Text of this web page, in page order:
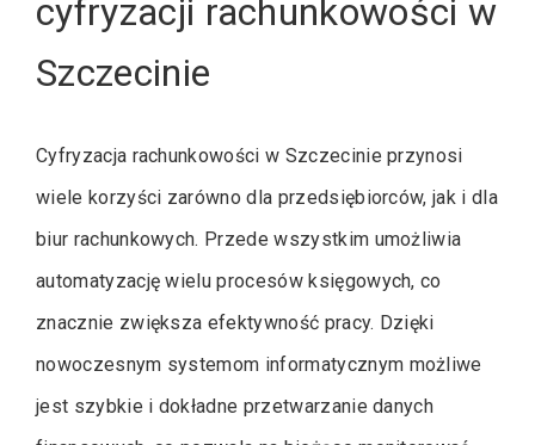
cyfryzacji rachunkowości w
Szczecinie
Cyfryzacja rachunkowości w Szczecinie przynosi
wiele korzyści zarówno dla przedsiębiorców, jak i dla
biur rachunkowych. Przede wszystkim umożliwia
automatyzację wielu procesów księgowych, co
znacznie zwiększa efektywność pracy. Dzięki
nowoczesnym systemom informatycznym możliwe
jest szybkie i dokładne przetwarzanie danych